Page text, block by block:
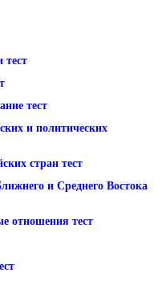
тест
тест
и политических
стран тест
и Среднего Востока
отношения тест